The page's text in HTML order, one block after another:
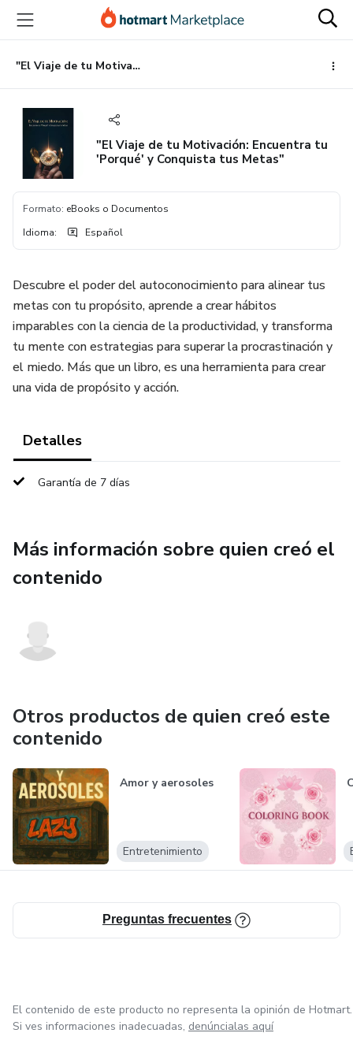
principal
página
de
página
"El Viaje de tu Motivación: Encuentra tu 'Porqué' y Conquista tus Metas"
"El Viaje de tu Motivación: Encuentra tu
'Porqué' y Conquista tus Metas"
Formato: eBooks o Documentos
Idioma: Español
Descubre el poder del autoconocimiento para alinear tus
metas con tu propósito, aprende a crear hábitos
imparables con la ciencia de la productividad, y transforma
tu mente con estrategias para superar la procrastinación y
el miedo. Más que un libro, es una herramienta para crear
una vida de propósito y acción.
Detalles
Garantía de 7 días
Más información sobre quien creó el
contenido
Otros productos de quien creó este
contenido
Amor y aerosoles
Entretenimiento
Preguntas frecuentes
El contenido de este producto no representa la opinión de Hotmart.
Si ves informaciones inadecuadas, denúncialas aquí